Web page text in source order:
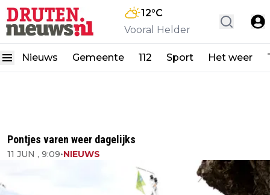
12°C
Vooral Helder
Nieuws Gemeente 112 Sport Het weer
Pontjes varen weer dagelijks
11 JUN , 9:09•NIEUWS